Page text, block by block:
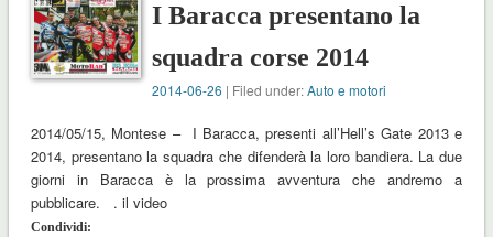
I Baracca presentano la
squadra corse 2014
2014-06-26 | Filed under:Auto e motori
2014/05/15, Montese – I Baracca, presenti all’Hell’s Gate 2013 e
2014, presentano la squadra che difenderà la loro bandiera. La due
giorni in Baracca è la prossima avventura che andremo a
pubblicare. . il video
Condividi: